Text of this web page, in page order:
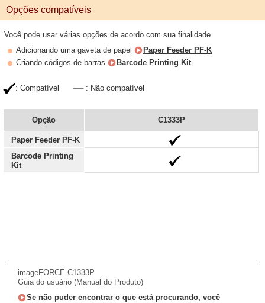
Opções compatíveis
Você pode usar várias opções de acordo com sua finalidade.
Adicionando uma gaveta de papel
Paper Feeder PF-K
Criando códigos de barras
Barcode Printing Kit
: Compatível : Não compatível
Opção C1333P
Paper Feeder PF-K
Barcode Printing
Kit
imageFORCE C1333P
Guia do usuário (Manual do Produto)
Se não puder encontrar o que está procurando, você